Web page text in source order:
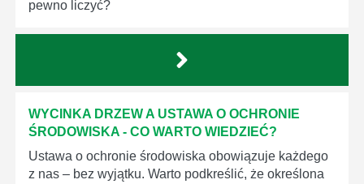
pewno liczyć?
WYCINKA DRZEW A USTAWA O OCHRONIE
ŚRODOWISKA - CO WARTO WIEDZIEĆ?
Ustawa o ochronie środowiska obowiązuje każdego
z nas – bez wyjątku. Warto podkreślić, że określona